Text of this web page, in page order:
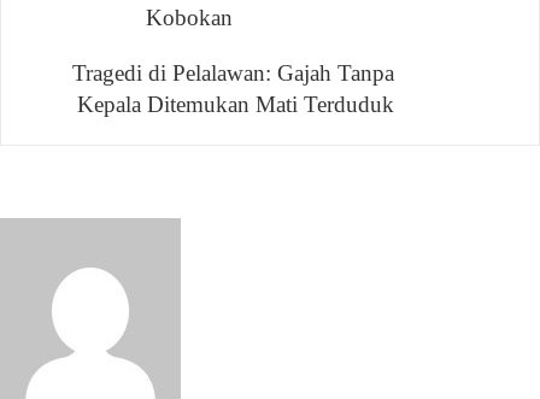
Kobokan
Tragedi di Pelalawan: Gajah Tanpa
Kepala Ditemukan Mati Terduduk